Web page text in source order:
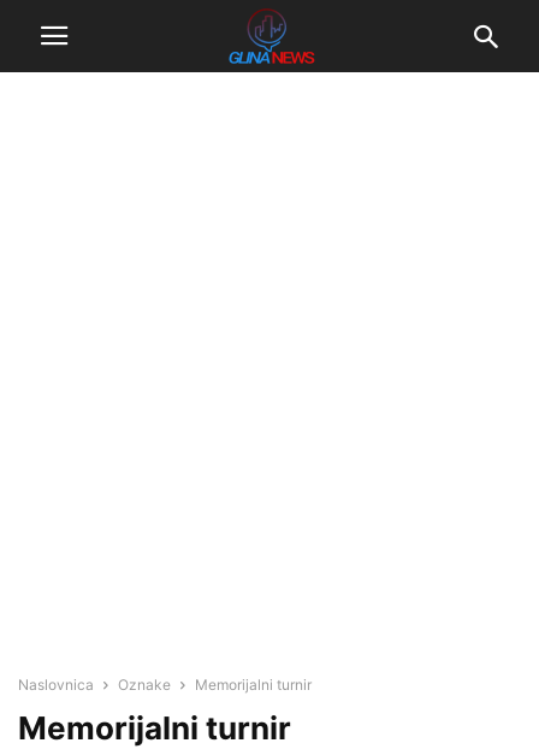
Naslovnica Oznake Memorijalni turnir
Memorijalni turnir